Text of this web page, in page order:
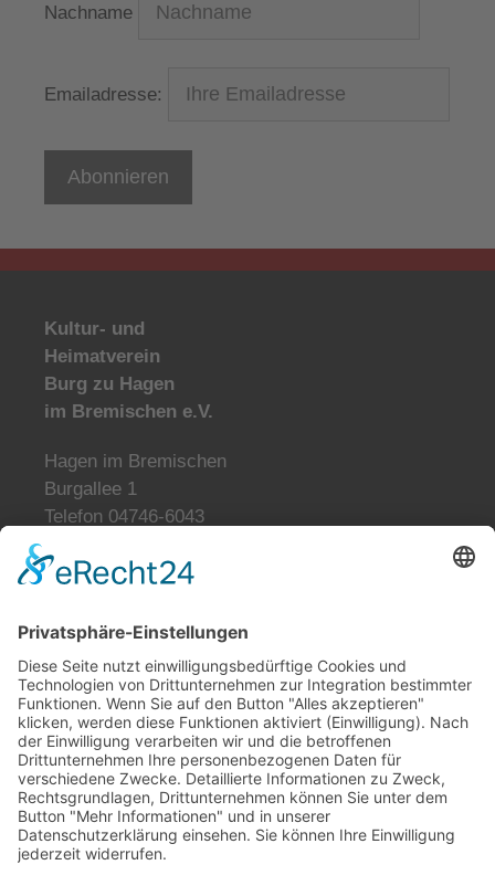
Nachname
Emailadresse:
Kultur- und
Heimatverein
Burg zu Hagen
im Bremischen e.V.
Hagen im Bremischen
Burgallee 1
Telefon 04746-6043
Mo. und Di. geschlossen
Mi., Do., Fr. 9:00-12:00 Uhr
Fr., Sa., So. 13:00-17:00 Uhr
Tickets reservieren
tickets@burg-zu-hagen.de